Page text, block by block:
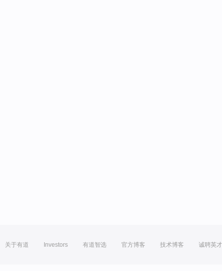
关于有道 Investors 有道智选 官方博客 技术博客 诚聘英才